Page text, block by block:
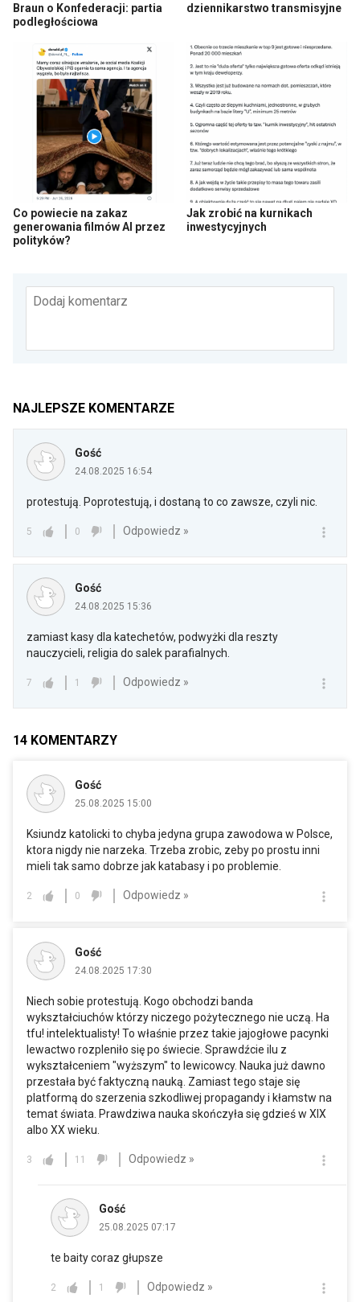
Braun o Konfederacji: partia
podległościowa
dziennikarstwo transmisyjne
Co powiecie na zakaz
generowania filmów AI przez
polityków?
Jak zrobić na kurnikach
inwestycyjnych
Dodaj komentarz
NAJLEPSZE KOMENTARZE
Gość
24.08.2025 16:54
protestują. Poprotestują, i dostaną to co zawsze, czyli nic.
5 0 Odpowiedz »
Gość
24.08.2025 15:36
zamiast kasy dla katechetów, podwyżki dla reszty
nauczycieli, religia do salek parafialnych.
7 1 Odpowiedz »
14 KOMENTARZY
Gość
25.08.2025 15:00
Ksiundz katolicki to chyba jedyna grupa zawodowa w Polsce,
ktora nigdy nie narzeka. Trzeba zrobic, zeby po prostu inni
mieli tak samo dobrze jak katabasy i po problemie.
2 0 Odpowiedz »
Gość
24.08.2025 17:30
Niech sobie protestują. Kogo obchodzi banda
wykształciuchów którzy niczego pożytecznego nie uczą. Ha
tfu! intelektualisty! To właśnie przez takie jajogłowe pacynki
lewactwo rozpleniło się po świecie. Sprawdźcie ilu z
wykształceniem "wyższym" to lewicowcy. Nauka już dawno
przestała być faktyczną nauką. Zamiast tego staje się
platformą do szerzenia szkodliwej propagandy i kłamstw na
temat świata. Prawdziwa nauka skończyła się gdzieś w XIX
albo XX wieku.
3 11 Odpowiedz »
Gość
25.08.2025 07:17
te baity coraz głupsze
2 1 Odpowiedz »